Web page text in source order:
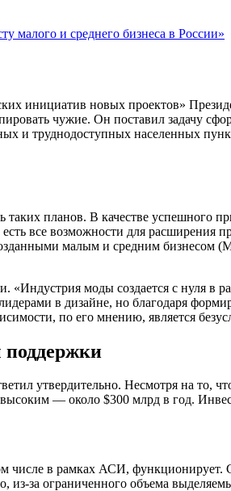
малого и среднего бизнеса в России»
инициатив новых проектов»
чужие. Он поставил задачу
и труднодоступных населенных
планов. В качестве успешного
все возможности для расширения
малым и средним бизнесом
«Индустрия моды создается с нуля
в дизайне, но благодаря
по его мнению, является
утвердительно. Несмотря на то,
— около $300 млрд в год.
числе в рамках АСИ,
за ограниченного объема